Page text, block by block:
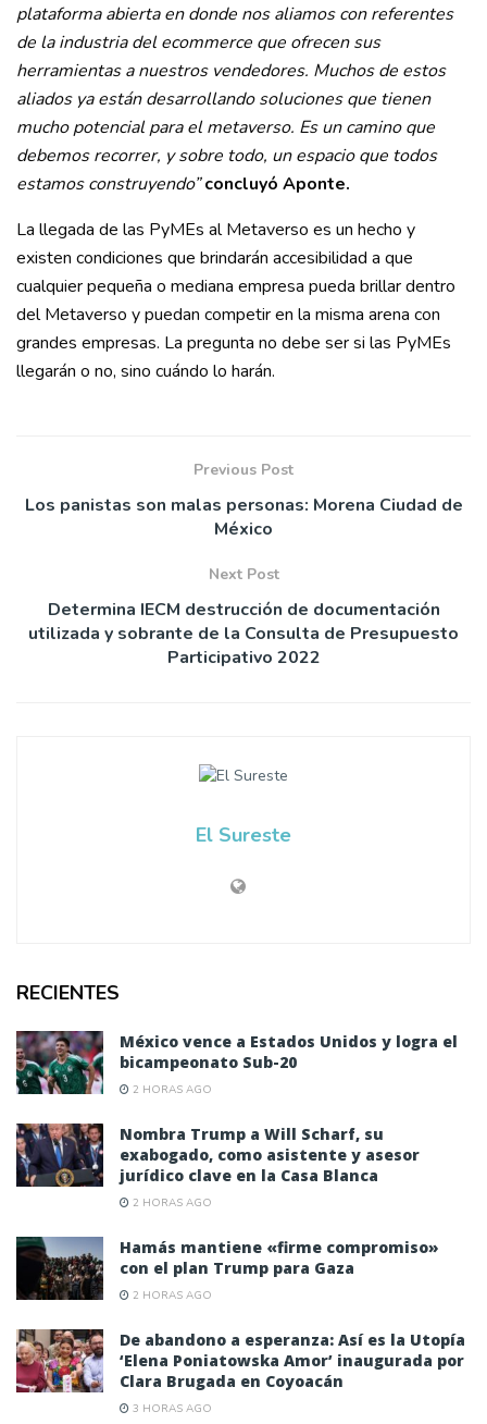
plataforma abierta en donde nos aliamos con referentes
de la industria del ecommerce que ofrecen sus
herramientas a nuestros vendedores. Muchos de estos
aliados ya están desarrollando soluciones que tienen
mucho potencial para el metaverso. Es un camino que
debemos recorrer, y sobre todo, un espacio que todos
estamos construyendo” concluyó Aponte.
La llegada de las PyMEs al Metaverso es un hecho y
existen condiciones que brindarán accesibilidad a que
cualquier pequeña o mediana empresa pueda brillar dentro
del Metaverso y puedan competir en la misma arena con
grandes empresas. La pregunta no debe ser si las PyMEs
llegarán o no, sino cuándo lo harán.
Previous Post
Los panistas son malas personas: Morena Ciudad de
México
Next Post
Determina IECM destrucción de documentación
utilizada y sobrante de la Consulta de Presupuesto
Participativo 2022
El Sureste
RECIENTES
México vence a Estados Unidos y logra el
bicampeonato Sub-20
2 HORAS AGO
Nombra Trump a Will Scharf, su
exabogado, como asistente y asesor
jurídico clave en la Casa Blanca
2 HORAS AGO
Hamás mantiene «firme compromiso»
con el plan Trump para Gaza
2 HORAS AGO
De abandono a esperanza: Así es la Utopía
‘Elena Poniatowska Amor’ inaugurada por
Clara Brugada en Coyoacán
3 HORAS AGO